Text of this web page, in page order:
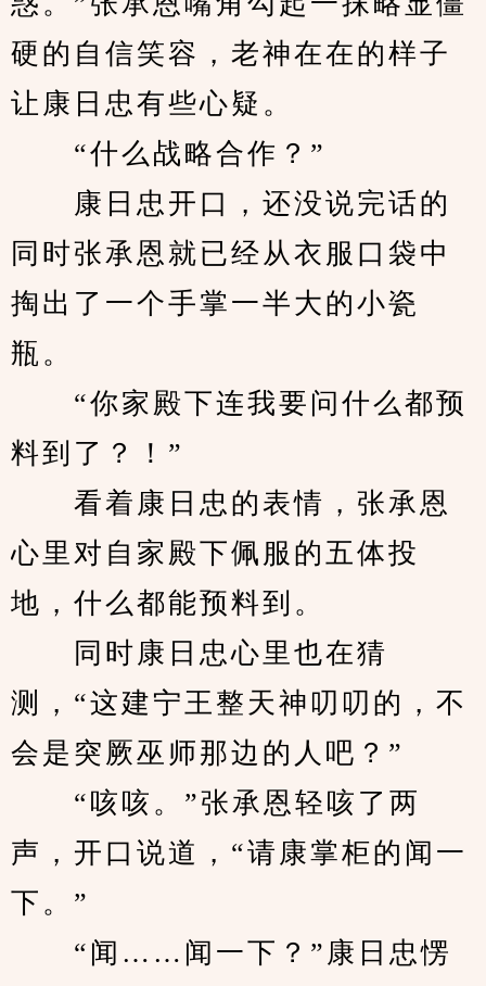
硬的自信笑容，老神在在的样子
让康日忠有些心疑。
“什么战略合作？”
康日忠开口，还没说完话的
同时张承恩就已经从衣服口袋中
掏出了一个手掌一半大的小瓷
瓶。
“你家殿下连我要问什么都预
料到了？！”
看着康日忠的表情，张承恩
心里对自家殿下佩服的五体投
地，什么都能预料到。
同时康日忠心里也在猜
测，“这建宁王整天神叨叨的，不
会是突厥巫师那边的人吧？”
“咳咳。”张承恩轻咳了两
声，开口说道，“请康掌柜的闻一
下。”
“闻……闻一下？”康日忠愣